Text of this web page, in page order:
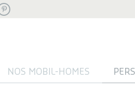
Pinterest
NOS MOBIL-HOMES